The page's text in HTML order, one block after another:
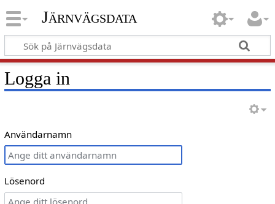
Järnvägsdata
Logga in
Användarnamn
Lösenord